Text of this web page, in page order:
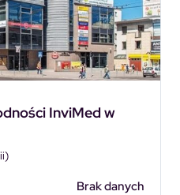
InviMed w
Brak danych